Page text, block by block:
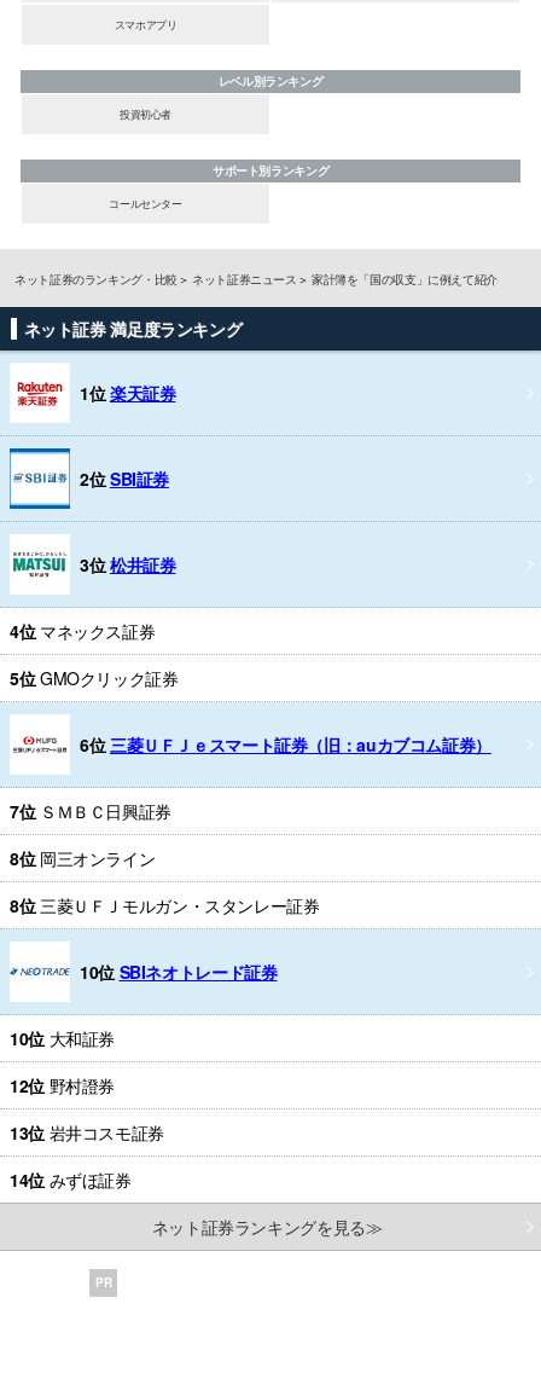
スマホアプリ
レベル別ランキング
投資初心者
サポート別ランキング
コールセンター
ネット証券のランキング・比較 ネット証券ニュース 家計簿を「国の収支」に例えて紹介
ネット証券 満足度ランキング
1位楽天証券
2位SBI証券
3位松井証券
4位 マネックス証券
5位GMOクリック証券
6位 三菱ＵＦＪｅスマート証券（旧：auカブコム証券）
7位 ＳＭＢＣ日興証券
8位 岡三オンライン
8位 三菱ＵＦＪモルガン・スタンレー証券
10位 SBIネオトレード証券
10位 大和証券
12位 野村證券
13位 岩井コスモ証券
14位 みずほ証券
ネット証券ランキングを見る≫
PR